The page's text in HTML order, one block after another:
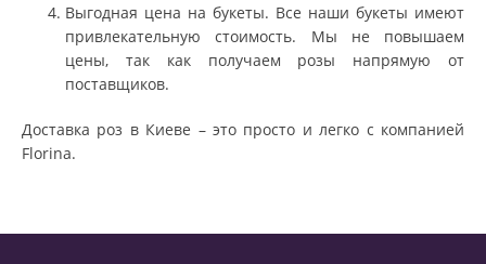
Выгодная цена на букеты. Все наши букеты имеют
привлекательную стоимость. Мы не повышаем
цены, так как получаем розы напрямую от
поставщиков.
Доставка роз в Киеве – это просто и легко с компанией
Florina.